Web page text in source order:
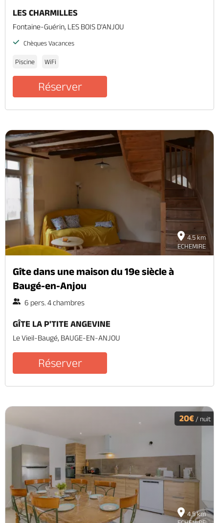
LES CHARMILLES
Fontaine-Guérin, LES BOIS D'ANJOU
Chèques Vacances
Piscine WiFi
Réserver
4.5 km
ECHEMIRE
Gîte dans une maison du 19e siècle à
Baugé-en-Anjou
6 pers. 4 chambres
GÎTE LA P'TITE ANGEVINE
Le Vieil-Baugé, BAUGE-EN-ANJOU
Réserver
4.5 km
20€ / nuit